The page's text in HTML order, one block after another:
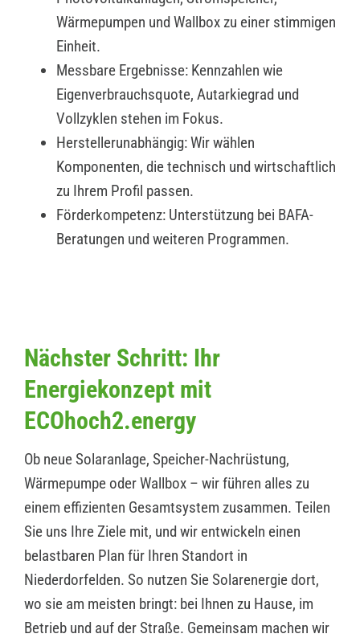
Wärmepumpen und Wallbox zu einer stimmigen
Einheit.
Messbare Ergebnisse: Kennzahlen wie
Eigenverbrauchsquote, Autarkiegrad und
Vollzyklen stehen im Fokus.
Herstellerunabhängig: Wir wählen
Komponenten, die technisch und wirtschaftlich
zu Ihrem Profil passen.
Förderkompetenz: Unterstützung bei BAFA-
Beratungen und weiteren Programmen.
Nächster Schritt: Ihr
Energiekonzept mit
ECOhoch2.energy
Ob neue Solaranlage, Speicher-Nachrüstung,
Wärmepumpe oder Wallbox – wir führen alles zu
einem effizienten Gesamtsystem zusammen. Teilen
Sie uns Ihre Ziele mit, und wir entwickeln einen
belastbaren Plan für Ihren Standort in
Niederdorfelden. So nutzen Sie Solarenergie dort,
wo sie am meisten bringt: bei Ihnen zu Hause, im
Betrieb und auf der Straße. Gemeinsam machen wir